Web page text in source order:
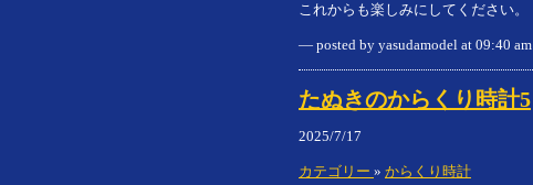
これからも楽しみにしてください。
— posted by yasudamodel at 09:40 am
たぬきのからくり時計5
2025/7/17
カテゴリー » からくり時計